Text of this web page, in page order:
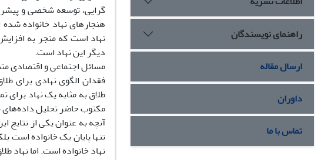
گرایی، توسعه شخصی و
هنجارهای نهاد خانواده
نهاد است که منجر به
دیگر این نهاد است.
مسائل اجتماعی و اقتصادی
فقدان الگوی نهادی برای
طلاق به مثابه یک نهاد
مکتوب حاضر تحلیل
آنچه به عنوان یکی از
تنها پایان یک خانواده است
نهاد خانواده است. اما نهاد
راهنمای نویسندگان
ارسال مقاله
داوران
تماس با ما